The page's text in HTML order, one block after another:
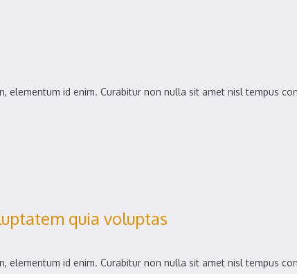
elementum id enim. Curabitur non nulla sit amet nisl tempus
quia voluptas
elementum id enim. Curabitur non nulla sit amet nisl tempus